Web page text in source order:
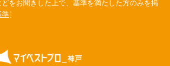
をお聞きした上で、基準を満たした方のみを掲
準］